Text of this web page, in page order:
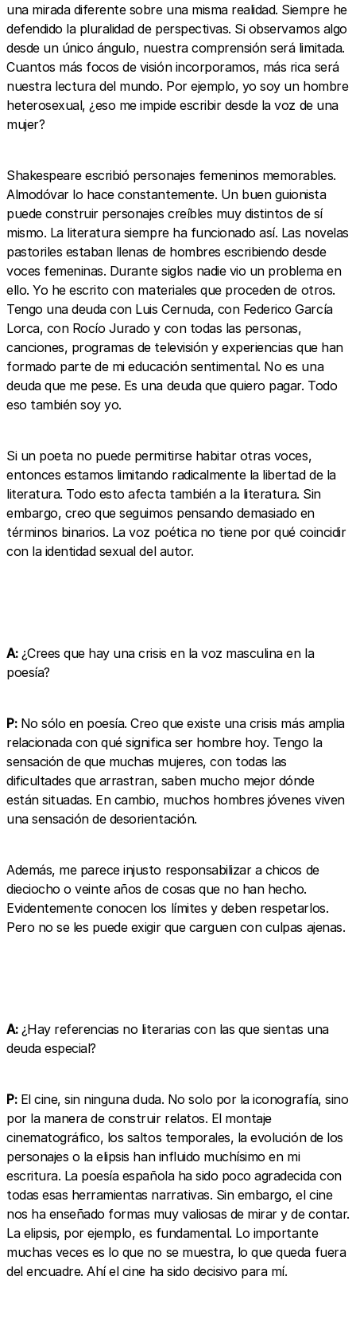
una mirada diferente sobre una misma realidad. Siempre he
defendido la pluralidad de perspectivas. Si observamos algo
desde un único ángulo, nuestra comprensión será limitada.
Cuantos más focos de visión incorporamos, más rica será
nuestra lectura del mundo. Por ejemplo, yo soy un hombre
heterosexual, ¿eso me impide escribir desde la voz de una
mujer?
Shakespeare escribió personajes femeninos memorables.
Almodóvar lo hace constantemente. Un buen guionista
puede construir personajes creíbles muy distintos de sí
mismo. La literatura siempre ha funcionado así. Las novelas
pastoriles estaban llenas de hombres escribiendo desde
voces femeninas. Durante siglos nadie vio un problema en
ello. Yo he escrito con materiales que proceden de otros.
Tengo una deuda con Luis Cernuda, con Federico García
Lorca, con Rocío Jurado y con todas las personas,
canciones, programas de televisión y experiencias que han
formado parte de mi educación sentimental. No es una
deuda que me pese. Es una deuda que quiero pagar. Todo
eso también soy yo.
Si un poeta no puede permitirse habitar otras voces,
entonces estamos limitando radicalmente la libertad de la
literatura. Todo esto afecta también a la literatura. Sin
embargo, creo que seguimos pensando demasiado en
términos binarios. La voz poética no tiene por qué coincidir
con la identidad sexual del autor.
A:¿Crees que hay una crisis en la voz masculina en la
poesía?
P:No sólo en poesía. Creo que existe una crisis más amplia
relacionada con qué significa ser hombre hoy. Tengo la
sensación de que muchas mujeres, con todas las
dificultades que arrastran, saben mucho mejor dónde
están situadas. En cambio, muchos hombres jóvenes viven
una sensación de desorientación.
Además, me parece injusto responsabilizar a chicos de
dieciocho o veinte años de cosas que no han hecho.
Evidentemente conocen los límites y deben respetarlos.
Pero no se les puede exigir que carguen con culpas ajenas.
A:¿Hay referencias no literarias con las que sientas una
deuda especial?
P:El cine, sin ninguna duda. No solo por la iconografía, sino
por la manera de construir relatos. El montaje
cinematográfico, los saltos temporales, la evolución de los
personajes o la elipsis han influido muchísimo en mi
escritura. La poesía española ha sido poco agradecida con
todas esas herramientas narrativas. Sin embargo, el cine
nos ha enseñado formas muy valiosas de mirar y de contar.
La elipsis, por ejemplo, es fundamental. Lo importante
muchas veces es lo que no se muestra, lo que queda fuera
del encuadre. Ahí el cine ha sido decisivo para mí.